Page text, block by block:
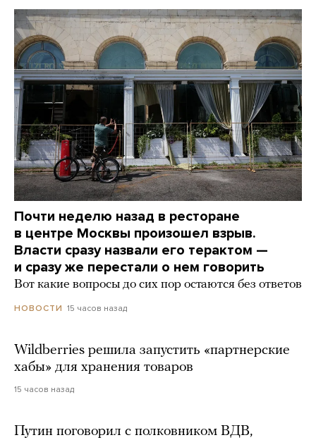
Почти неделю назад в ресторане
в центре Москвы произошел взрыв.
Власти сразу назвали его терактом —
и сразу же перестали о нем говорить
Вот какие вопросы до сих пор остаются без ответов
НОВОСТИ 15 часов назад
Wildberries решила запустить «партнерские
хабы» для хранения товаров
15 часов назад
Путин поговорил с полковником ВДВ,